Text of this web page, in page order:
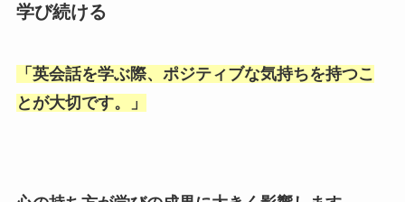
学び続ける
「 英会話を学ぶ際、ポジティブな気持ちを持つこ
とが大切です。
」